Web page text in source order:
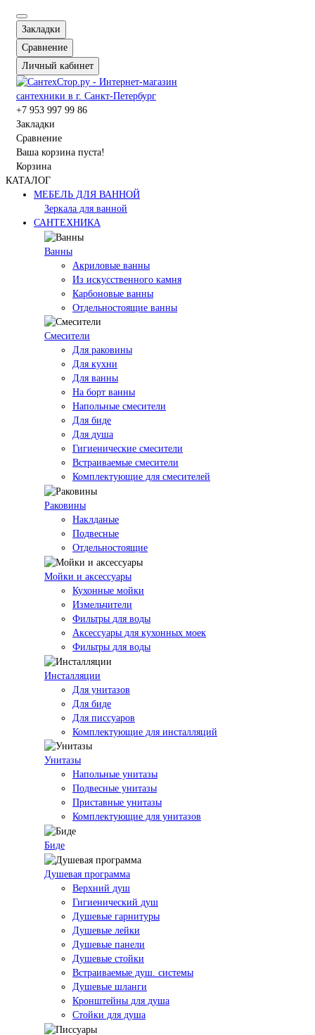
Закладки
Сравнение
Личный кабинет
+7 953 997 99 86
Закладки
Сравнение
Ваша корзина пуста!
Корзина
КАТАЛОГ
МЕБЕЛЬ ДЛЯ ВАННОЙ
Зеркала для ванной
САНТЕХНИКА
Ванны
Акриловые ванны
Из искусственного камня
Карбоновые ванны
Отдельностоящие ванны
Смесители
Для раковины
Для кухни
Для ванны
На борт ванны
Напольные смесители
Для биде
Для душа
Гигиенические смесители
Встраиваемые смесители
Комплектующие для смесителей
Раковины
Наклданые
Подвесные
Отдельностоящие
Мойки и аксессуары
Кухонные мойки
Измельчители
Фильтры для воды
Аксессуары для кухонных моек
Фильтры для воды
Инсталляции
Для унитазов
Для биде
Для писсуаров
Комплектующие для инсталляций
Унитазы
Напольные унитазы
Подвесные унитазы
Приставные унитазы
Комплектующие для унитазов
Биде
Душевая программа
Верхний душ
Гигиенический душ
Душевые гарнитуры
Душевые лейки
Душевые панели
Душевые стойки
Встраиваемые душ. системы
Душевые шланги
Кронштейны для душа
Стойки для душа